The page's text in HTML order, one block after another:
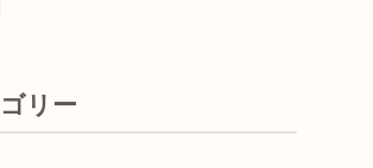
リー